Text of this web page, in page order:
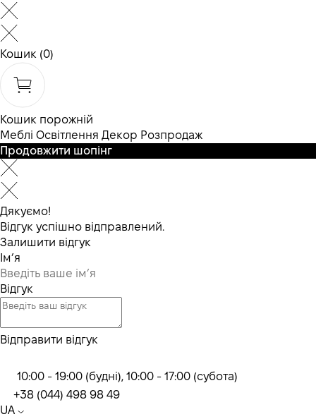
Кошик (0)
Кошик порожній
Меблі Освітлення Декор Розпродаж
Продовжити шопінг
Дякуємо!
Відгук успішно відправлений.
Залишити відгук
Ім’я
Відгук
Відправити відгук
10:00 - 19:00 (будні), 10:00 - 17:00 (субота)
+38 (044) 498 98 49
UA